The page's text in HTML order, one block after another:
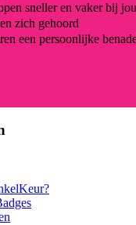
sneller en vaker bij
zich gehoord
een persoonlijke